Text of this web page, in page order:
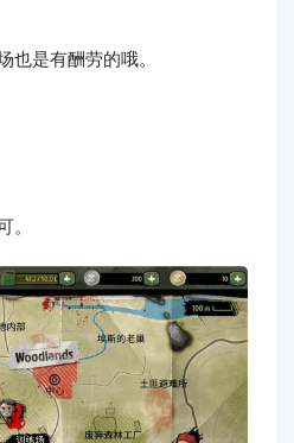
也是有酬劳的哦。
。